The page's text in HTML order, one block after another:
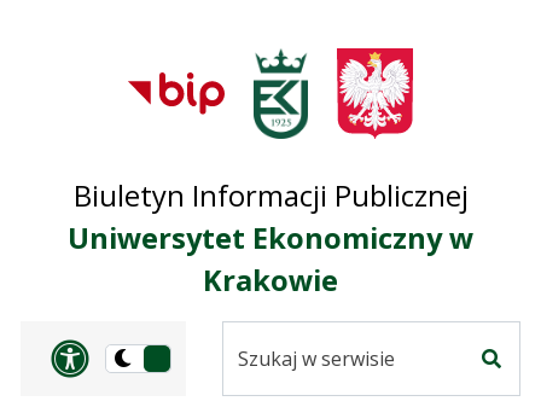
Przejdź do
głównego menu
Przejdź do treści
Przejdź do mapy
serwisu
Biuletyn Informacji Publicznej
Uniwersytet Ekonomiczny w
Krakowie
Panel dostosowania
Przełącz
serwisie